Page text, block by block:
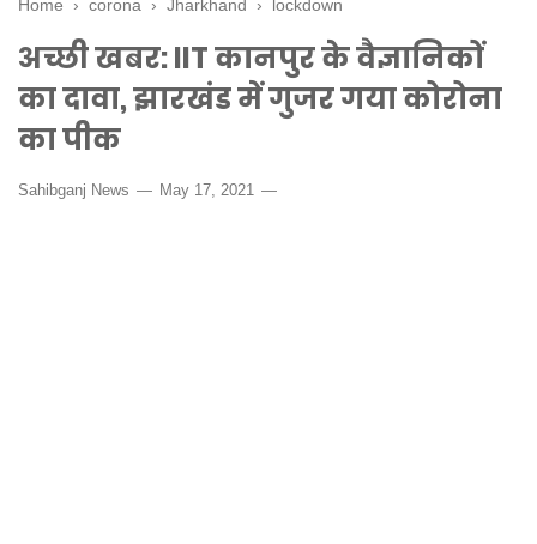
Home › corona › Jharkhand › lockdown
अच्छी खबर: IIT कानपुर के वैज्ञानिकों
का दावा, झारखंड में गुजर गया कोरोना
का पीक
Sahibganj News May 17, 2021